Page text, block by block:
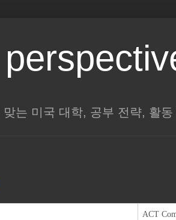
는 미국 대학, 공부 전략, 활
ACT